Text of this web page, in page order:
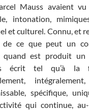
Mauss avaient vu
intonation,
et culturel. Connu, et
de ce que peut un
quand est produit un
écrit tel qu’à
spécifique,
qui continue,